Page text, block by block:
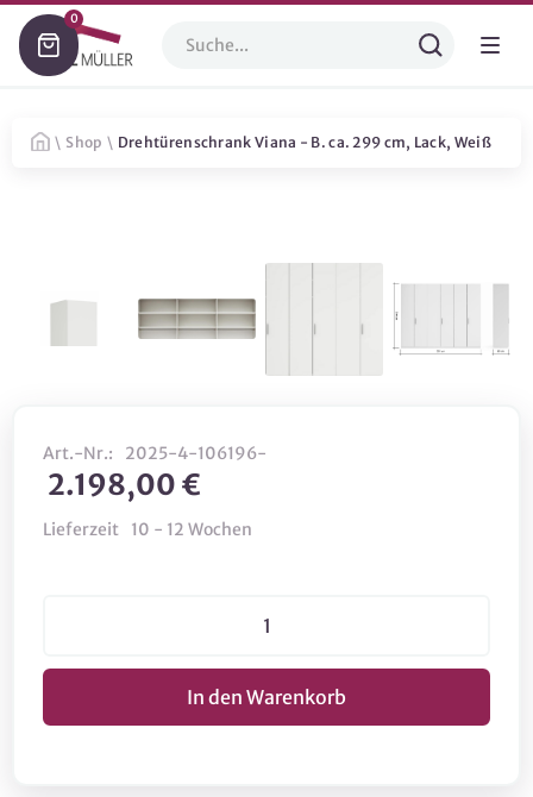
0
\ Shop \ Drehtürenschrank Viana - B. ca. 299 cm, Lack, Weiß
Art.-Nr.: 2025-4-106196-
2.198,00 €
Lieferzeit 10 - 12 Wochen